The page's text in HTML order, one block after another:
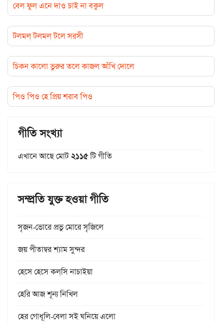
বেল ফুল এনে দাও চাই না বকুল
টলমল্ টলমল্ টলে সরসী
চিকন কালো ভুরুর তলে কাজল আঁখি দোলে
পিও পিও হে প্রিয় শরাব পিও
গীতি সংখ্যা
এখানে আছে মোট২১১৫টি গীতি
সম্প্রতি যুক্ত হওয়া গীতি
সৃজন-ভোরে প্রভু মোরে সৃজিলে
জয় পীতাম্বর শ্যাম সুন্দর
হেসে হেসে কল্‌সি নাচাইয়া
হেরি আজ শূন্য নিখিল
হের গোধূলি-বেলা সই ঘনিয়ে এলো